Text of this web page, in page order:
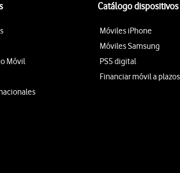
Móvil
Catálogo dispositivos
Móviles iPhone
Móviles Samsung
PS5 digital
Financiar móvil a plazos